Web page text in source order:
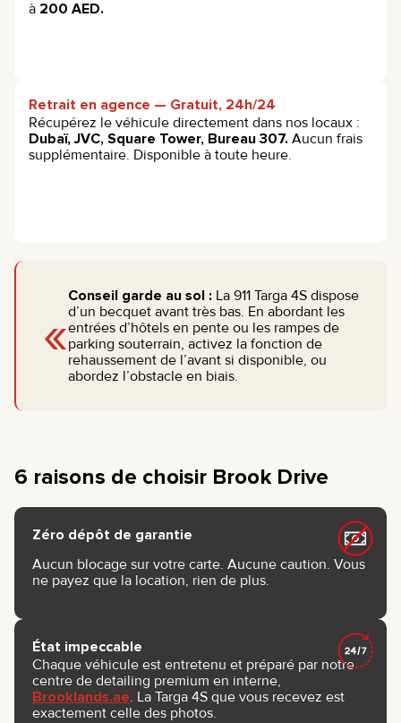
à 200 AED.
Retrait en agence — Gratuit, 24h/24
Récupérez le véhicule directement dans nos locaux :
Dubaï, JVC, Square Tower, Bureau 307. Aucun frais
supplémentaire. Disponible à toute heure.
«
Conseil garde au sol : La 911 Targa 4S dispose
d’un becquet avant très bas. En abordant les
entrées d’hôtels en pente ou les rampes de
parking souterrain, activez la fonction de
rehaussement de l’avant si disponible, ou
abordez l’obstacle en biais.
6 raisons de choisir Brook Drive
Zéro dépôt de garantie
Aucun blocage sur votre carte. Aucune caution. Vous
ne payez que la location, rien de plus.
État impeccable
Chaque véhicule est entretenu et préparé par notre
centre de detailing premium en interne,
Brooklands.ae. La Targa 4S que vous recevez est
exactement celle des photos.